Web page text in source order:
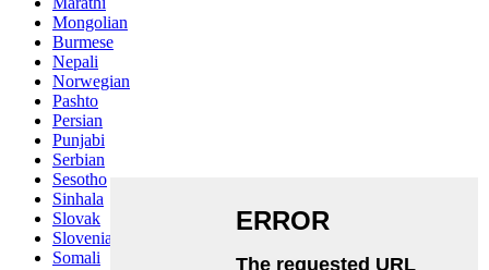
Mongolian
Burmese
Nepali
Norwegian
Pashto
Persian
Punjabi
Serbian
Sesotho
Sinhala
Slovak
Slovenian
Somali